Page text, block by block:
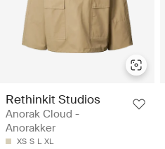
Rethinkit Studios
Anorak Cloud -
Anorakker
XS S L XL